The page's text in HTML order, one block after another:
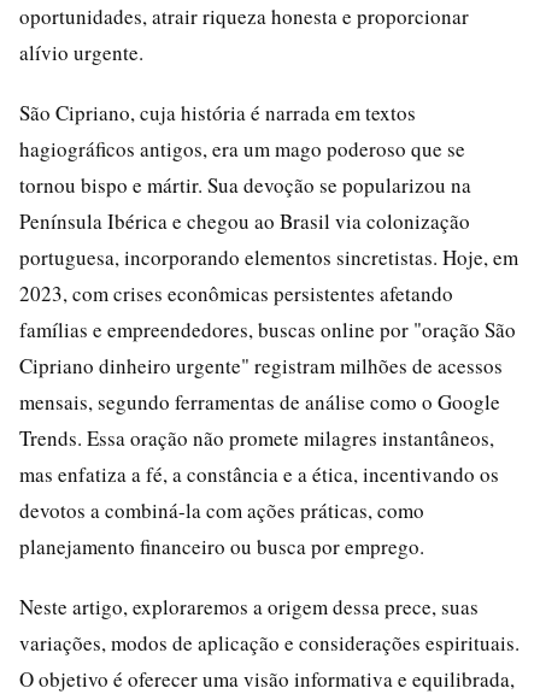
oportunidades, atrair riqueza honesta e proporcionar
alívio urgente.
São Cipriano, cuja história é narrada em textos
hagiográficos antigos, era um mago poderoso que se
tornou bispo e mártir. Sua devoção se popularizou na
Península Ibérica e chegou ao Brasil via colonização
portuguesa, incorporando elementos sincretistas. Hoje, em
2023, com crises econômicas persistentes afetando
famílias e empreendedores, buscas online por "oração São
Cipriano dinheiro urgente" registram milhões de acessos
mensais, segundo ferramentas de análise como o Google
Trends. Essa oração não promete milagres instantâneos,
mas enfatiza a fé, a constância e a ética, incentivando os
devotos a combiná-la com ações práticas, como
planejamento financeiro ou busca por emprego.
Neste artigo, exploraremos a origem dessa prece, suas
variações, modos de aplicação e considerações espirituais.
O objetivo é oferecer uma visão informativa e equilibrada,